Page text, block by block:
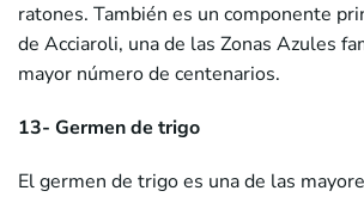
ratones. También es un componente
de Acciaroli, una de las Zonas Azules
mayor número de centenarios.
13- Germen de trigo
El germen de trigo es una de las